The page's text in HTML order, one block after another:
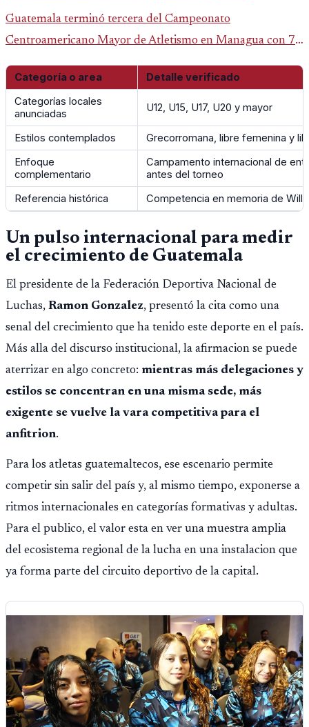
Guatemala terminó tercera del Campeonato
Centroamericano Mayor de Atletismo en Managua con 7
CDAG.
Categoría o area
Detalle verificado
Categorías locales
anunciadas
U12, U15, U17, U20 y mayor
Estilos contemplados
Grecorromana, libre femenina y
Enfoque
complementario
Campamento internacional de
antes del torneo
Referencia histórica
Competencia en memoria de
Un pulso internacional para medir
el crecimiento de Guatemala
El presidente de la Federación Deportiva Nacional de
Luchas, Ramon Gonzalez, presentó la cita como una
senal del crecimiento que ha tenido este deporte en el país.
Más alla del discurso institucional, la afirmacion se puede
aterrizar en algo concreto: mientras más delegaciones y
estilos se concentran en una misma sede, más
exigente se vuelve la vara competitiva para el
anfitrion.
Para los atletas guatemaltecos, ese escenario permite
competir sin salir del país y, al mismo tiempo, exponerse a
ritmos internacionales en categorías formativas y adultas.
Para el publico, el valor esta en ver una muestra amplia
del ecosistema regional de la lucha en una instalacion que
ya forma parte del circuito deportivo de la capital.